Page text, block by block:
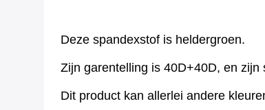
Deze spandexstof is heldergroen.
Zijn garentelling is 40D+40D, en zijn
Dit product kan allerlei andere